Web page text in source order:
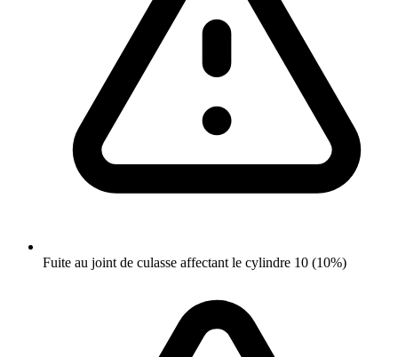
Fuite au joint de culasse affectant le cylindre 10 (10%)